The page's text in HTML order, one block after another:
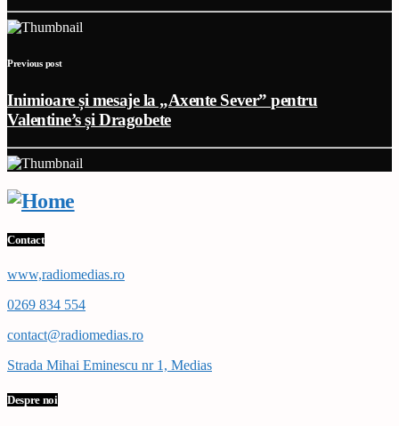
Previous post
Inimioare și mesaje la „Axente Sever” pentru
Valentine’s și Dragobete
Contact
www,radiomedias.ro
0269 834 554
contact@radiomedias.ro
Strada Mihai Eminescu nr 1, Medias
Despre noi